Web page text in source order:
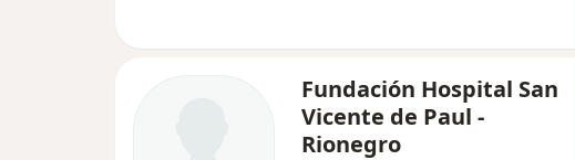
Fundación Hospital San
Vicente de Paul -
Rionegro